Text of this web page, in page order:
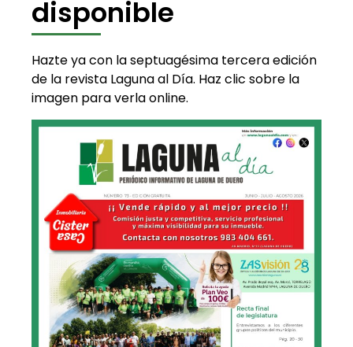
disponible
Hazte ya con la septuagésima tercera edición
de la revista Laguna al Día. Haz clic sobre la
imagen para verla online.